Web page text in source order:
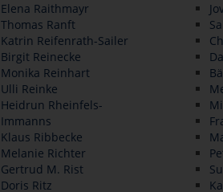
Elena Raithmayr
Thomas Ranft
Katrin Reifenrath-Sailer
Birgit Reinecke
Monika Reinhart
Ulli Reinke
Heidrun Rheinfels-
Immanns
Klaus Ribbecke
Melanie Richter
Gertrud M. Rist
Doris Ritz